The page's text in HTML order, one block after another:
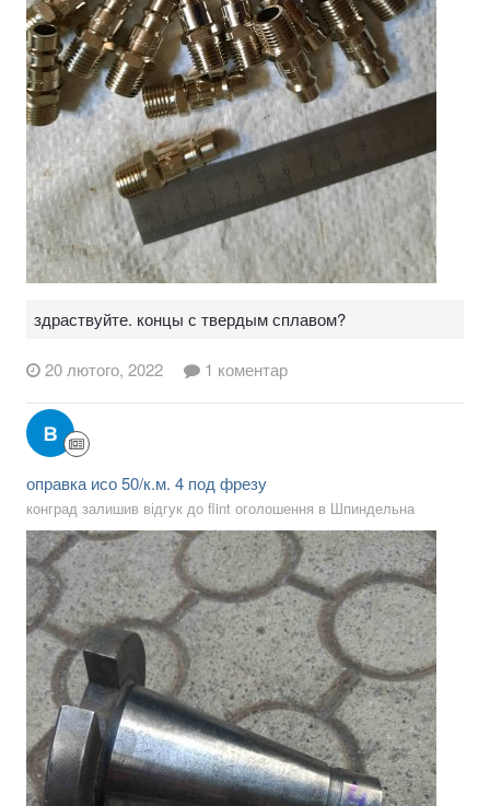
здраствуйте. концы с твердым сплавом?
20 лютого, 2022 1 коментар
оправка исо 50/к.м. 4 под фрезу
конград залишив відгук до flint оголошення в Шпиндельна